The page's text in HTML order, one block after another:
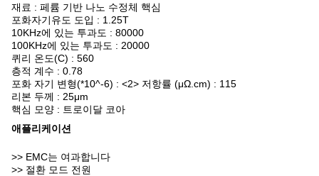
재료 : 페륨 기반 나노 수정체 핵심
포화자기유도 도입 : 1.25T
10KHz에 있는 투과도 : 80000
100KHz에 있는 투과도 : 20000
퀴리 온도(C) : 560
층적 계수 : 0.78
포화 자기 변형(*10^-6) : <2> 저항률 (μΩ.cm) : 115
리본 두께 : 25μm
핵심 모양 : 트로이달 코아
애플리케이션
>> EMC는 여과합니다
>> 절환 모드 전원